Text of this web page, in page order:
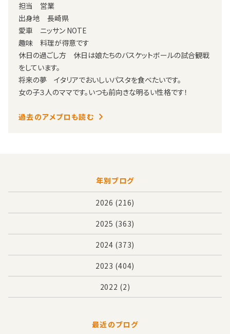
担当 営業
出身地 長崎県
愛車 ニッサン NOTE
趣味 料理が得意です
休日の過ごし方 休日は娘たちのバスケットボールの試合観戦
をしています。
将来の夢 イタリアでおいしいパスタを食べたいです。
女の子３人のママです。いつも前向きな明るい性格です！
過去のアメブロも読む
年別ブログ
2026 (216)
2025 (363)
2024 (373)
2023 (404)
2022 (2)
最近のブログ